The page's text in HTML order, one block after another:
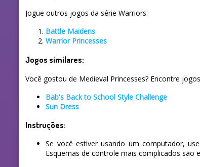
Jogue outros jogos da série Warriors:
Battle Maidens
Warrior Princesses
Jogos similares:
Você gostou de Medieval Princesses? Encontre
Bab's Back to School Style Challenge
Sun Dress
Instruções:
Se você estiver usando um computador,
Esquemas de controle mais complicados são